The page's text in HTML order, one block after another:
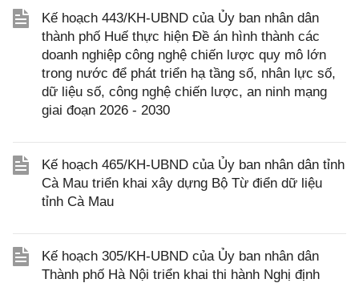
Kế hoạch 443/KH-UBND của Ủy ban nhân dân
thành phố Huế thực hiện Đề án hình thành các
doanh nghiệp công nghệ chiến lược quy mô lớn
trong nước để phát triển hạ tầng số, nhân lực số,
dữ liệu số, công nghệ chiến lược, an ninh mạng
giai đoạn 2026 - 2030
Kế hoạch 465/KH-UBND của Ủy ban nhân dân tỉnh
Cà Mau triển khai xây dựng Bộ Từ điển dữ liệu
tỉnh Cà Mau
Kế hoạch 305/KH-UBND của Ủy ban nhân dân
Thành phố Hà Nội triển khai thi hành Nghị định